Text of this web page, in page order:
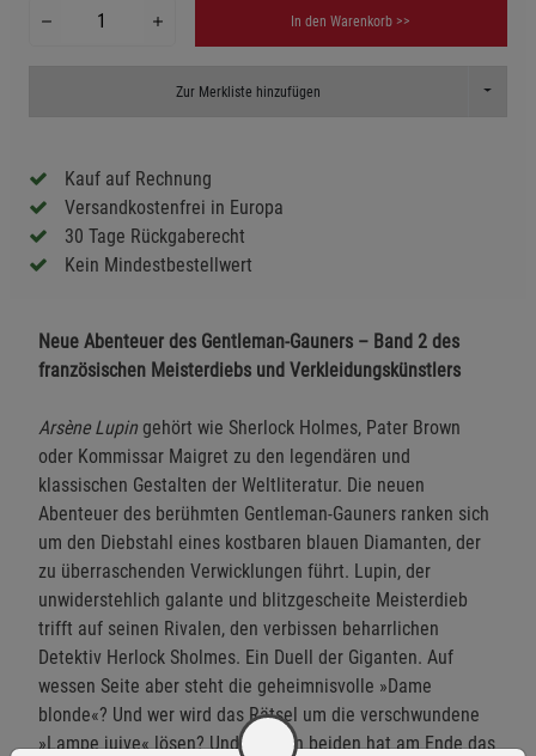
In den Warenkorb >>
Zur Merkliste hinzufügen Toggle
Kauf auf Rechnung
Versandkostenfrei in Europa
30 Tage Rückgaberecht
Kein Mindestbestellwert
Neue Abenteuer des Gentleman-Gauners – Band 2 des
französischen Meisterdiebs und Verkleidungskünstlers
Arsène Lupin gehört wie Sherlock Holmes, Pater Brown
oder Kommissar Maigret zu den legendären und
klassischen Gestalten der Weltliteratur. Die neuen
Abenteuer des berühmten Gentleman-Gauners ranken sich
um den Diebstahl eines kostbaren blauen Diamanten, der
zu überraschenden Verwicklungen führt. Lupin, der
unwiderstehlich galante und blitzgescheite Meisterdieb
trifft auf seinen Rivalen, den verbissen beharrlichen
Detektiv Herlock Sholmes. Ein Duell der Giganten. Auf
wessen Seite aber steht die geheimnisvolle »Dame
blonde«? Und wer wird das Rätsel um die verschwundene
»Lampe juive« lösen? Und wer von beiden hat am Ende das